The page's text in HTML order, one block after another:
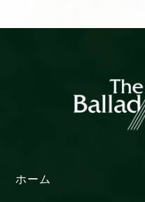
ブ
ホーム